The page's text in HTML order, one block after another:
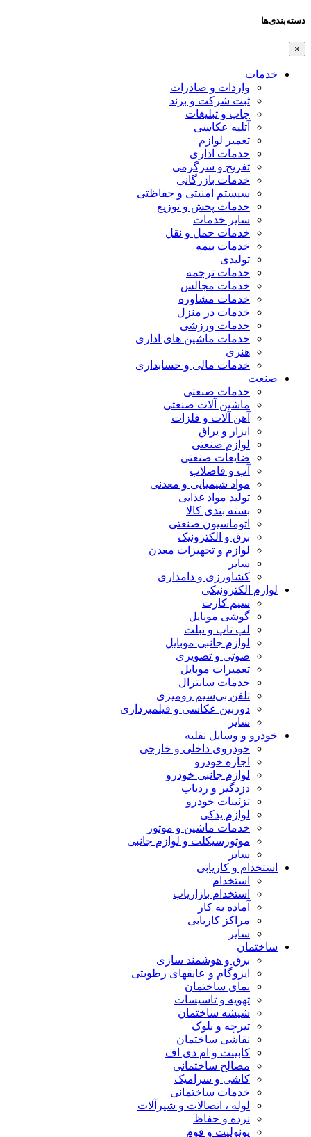
دسته‌بندی‌ها
×
خدمات
واردات و صادرات
ثبت شرکت و برند
چاپ و تبلیغات
آتلیه عکاسی
تعمیر لوازم
خدمات اداری
تفریح و سرگرمی
خدمات بازرگانی
سیستم امنیتی و حفاظتی
خدمات پخش و توزیع
سایر خدمات
خدمات حمل و نقل
خدمات بیمه
تولیدی
خدمات ترجمه
خدمات مجالس
خدمات مشاوره
خدمات در منزل
خدمات ورزشی
خدمات ماشین های اداری
هنری
خدمات مالی و حسابداری
صنعت
خدمات صنعتی
ماشین آلات صنعتی
آهن آلات و فلزات
ابزار و یراق
لوازم صنعتی
ضایعات صنعتی
آب و فاضلاب
مواد شیمیایی و معدنی
تولید مواد غذایی
بسته بندی کالا
اتوماسیون صنعتی
برق و الکترونیک
لوازم و تجهیزات معدن
سایر
کشاورزی و دامداری
لوازم الکترونیکی
سیم کارت
گوشی موبایل
لپ تاپ و تبلت
لوازم جانبی موبایل
صوتی و تصویری
تعمیرات موبایل
خدمات سانترال
تلفن بی‌سیم رومیزی
دوربین عکاسی و فیلمبرداری
سایر
خودرو و وسایل نقلیه
خودروی داخلی و خارجی
اجاره خودرو
لوازم جانبی خودرو
دزدگیر و ردیاب
تزئینات خودرو
لوازم یدکی
خدمات ماشین و موتور
موتورسیکلت و لوازم جانبی
سایر
استخدام و کاریابی
استخدام
استخدام بازاریاب
آماده به کار
مراکز کاریابی
سایر
ساختمان
برق و هوشمند سازی
ایزوگام و عایقهای رطوبتی
نمای ساختمان
تهویه و تاسیسات
شیشه ساختمان
تیرچه و بلوک
نقاشی ساختمان
کابینت و ام دی اف
مصالح ساختمانی
کاشی و سرامیک
خدمات ساختمانی
لوله ، اتصالات و شیرآلات
نرده و حفاظ
یونولیت و فوم